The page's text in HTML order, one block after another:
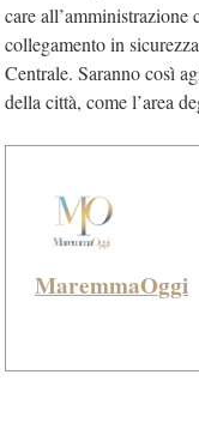
care all’amministrazione
collegamento in
Centrale. Saranno così
della città, come l’area
MaremmaOggi